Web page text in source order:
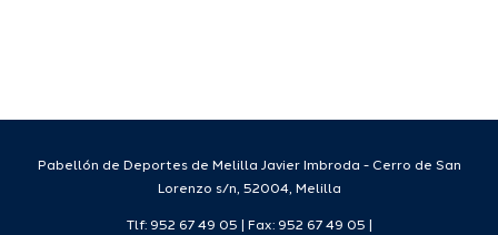
2026/27
Pabellón de Deportes de Melilla Javier Imbroda - Cerro de San
Lorenzo s/n, 52004, Melilla
Tlf: 952 67 49 05 | Fax: 952 67 49 05 |